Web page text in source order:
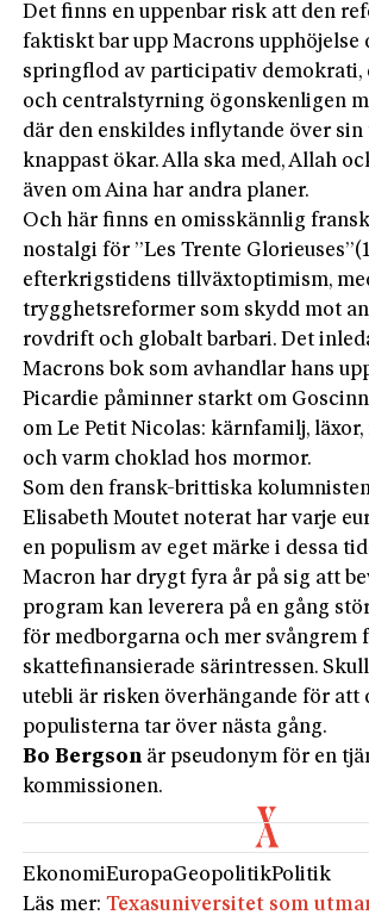
Det finns en uppenbar risk att den
faktiskt bar upp Macrons upphöjelse
springflod av participativ demokrati,
och centralstyrning ögonskenligen
där den enskildes inflytande över
knappast ökar. Alla ska med, Allah
även om Aina har andra planer.
Och här finns en omisskännlig
nostalgi för ”Les Trente
efterkrigstidens tillväxtoptimism,
trygghetsreformer som skydd mot
rovdrift och globalt barbari. Det
Macrons bok som avhandlar hans
Picardie påminner starkt om
om Le Petit Nicolas: kärnfamilj,
och varm choklad hos mormor.
Som den fransk-brittiska
Elisabeth Moutet noterat har varje
en populism av eget märke i dessa
Macron har drygt fyra år på sig att
program kan leverera på en gång
för medborgarna och mer svångrem
skattefinansierade särintressen.
utebli är risken överhängande för att
populisterna tar över nästa gång.
Bo Bergson är pseudonym för en
kommissionen.
EkonomiEuropaGeopolitikPolitik
Läs mer:Texasuniversitet som